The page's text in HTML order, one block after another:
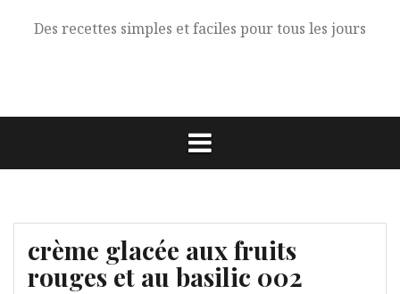
Des recettes simples et faciles pour tous les jours
crème glacée aux fruits
rouges et au basilic 002